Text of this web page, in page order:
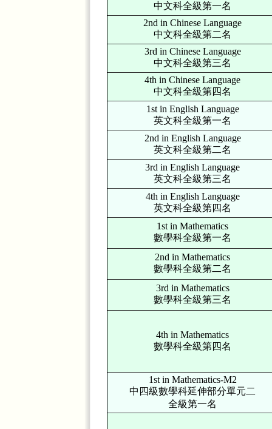
中文科全級第一名
2nd in Chinese Language
中文科全級第二名
3rd in Chinese Language
中文科全級第三名
4th in Chinese Language
中文科全級第四名
1st in English Language
英文科全級第一名
2nd in English Language
英文科全級第二名
3rd in English Language
英文科全級第三名
4th in English Language
英文科全級第四名
1st in Mathematics
數學科全級第一名
2nd in Mathematics
數學科全級第二名
3rd in Mathematics
數學科全級第三名
4th in Mathematics
數學科全級第四名
1st in Mathematics-M2
中四級數學科延伸部分單元二
全級第一名